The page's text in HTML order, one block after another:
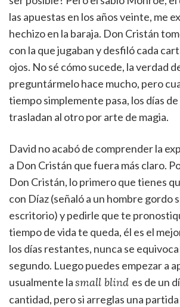
las apuestas en los años veinte, me
hechizo en la baraja. Don Cristán
con la que jugaban y desfiló cada
ojos. No sé cómo sucede, la verdad
preguntármelo hace mucho, pero
tiempo simplemente pasa, los días
trasladan al otro por arte de magia.
David no acabó de comprender la
a Don Cristán que fuera más claro.
Don Cristán, lo primero que tienes
con Díaz (señaló a un hombre gordo
escritorio) y pedirle que te
tiempo de vida te queda, él es el
los días restantes, nunca se
segundo. Luego puedes empezar a
usualmente lasmall blind es de un
cantidad, pero si arreglas una